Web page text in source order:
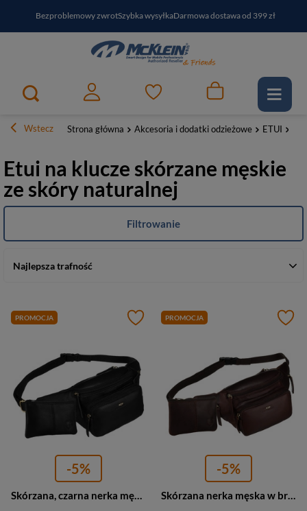
Bezproblemowy zwrotSzybka wysyłkaDarmowa dostawa od 399 zł
PayPo - kup i zapłać za30 dniZapisz się do newslettera i odbierz RABAT
Wstecz Strona główna Akcesoria i dodatki odzieżowe ETUI
Etui na klucze skórzane męskie
ze skóry naturalnej
Najlepsza trafność
Filtrowanie
PROMOCJA
-5%
Skórzana, czarna nerka męska z kieszeniami i etui na klucze - Peterson
PROMOCJA
-5%
Skórzana nerka męska w brązowym kolorze z kieszeniami i etui na klucze - Peterson